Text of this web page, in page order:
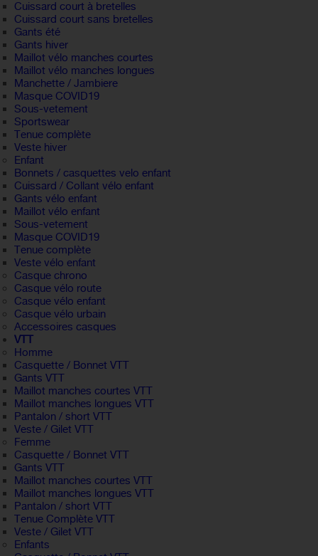
Cuissard court à bretelles
Cuissard court sans bretelles
Gants été
Gants hiver
Maillot vélo manches courtes
Maillot vélo manches longues
Manchette / Jambiere
Masque COVID19
Sous-vetement
Sportswear
Tenue complète
Veste hiver
Enfant
Bonnets / casquettes velo enfant
Cuissard / Collant vélo enfant
Gants vélo enfant
Maillot vélo enfant
Sous-vetement
Masque COVID19
Tenue complète
Veste vélo enfant
Casque chrono
Casque vélo route
Casque vélo enfant
Casque vélo urbain
Accessoires casques
VTT
Homme
Casquette / Bonnet VTT
Gants VTT
Maillot manches courtes VTT
Maillot manches longues VTT
Pantalon / short VTT
Veste / Gilet VTT
Femme
Casquette / Bonnet VTT
Gants VTT
Maillot manches courtes VTT
Maillot manches longues VTT
Pantalon / short VTT
Tenue Complète VTT
Veste / Gilet VTT
Enfants